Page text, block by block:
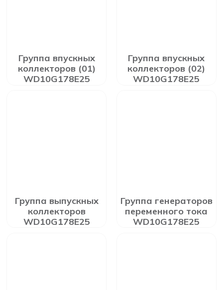
Группа впускных
коллекторов (01)
WD10G178E25
Группа впускных
коллекторов (02)
WD10G178E25
Группа выпускных
коллекторов
WD10G178E25
Группа генераторов
переменного тока
WD10G178E25